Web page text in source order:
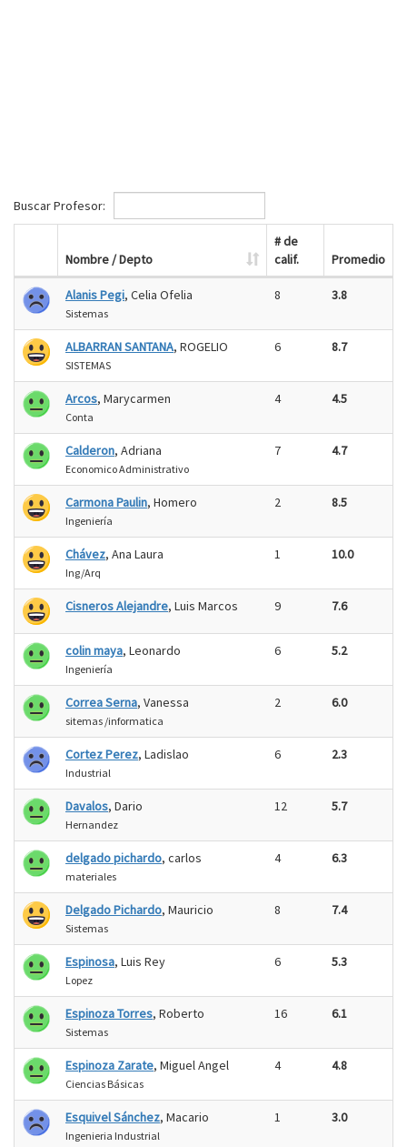
Buscar Profesor:
Nombre / Depto
# de
calif.
Promedio
Alanis Pegi, Celia Ofelia
Sistemas
8 3.8
ALBARRAN SANTANA, ROGELIO
SISTEMAS
6 8.7
Arcos, Marycarmen
Conta
4 4.5
Calderon, Adriana
Economico Administrativo
7 4.7
Carmona Paulin, Homero
Ingeniería
2 8.5
Chávez, Ana Laura
Ing/Arq
1 10.0
Cisneros Alejandre, Luis Marcos 9 7.6
colin maya, Leonardo
Ingeniería
6 5.2
Correa Serna, Vanessa
sitemas /informatica
2 6.0
Cortez Perez, Ladislao
Industrial
6 2.3
Davalos, Dario
Hernandez
12 5.7
delgado pichardo, carlos
materiales
4 6.3
Delgado Pichardo, Mauricio
Sistemas
8 7.4
Espinosa, Luis Rey
Lopez
6 5.3
Espinoza Torres, Roberto
Sistemas
16 6.1
Espinoza Zarate, Miguel Angel
Ciencias Básicas
4 4.8
Esquivel Sánchez, Macario
Ingenieria Industrial
1 3.0